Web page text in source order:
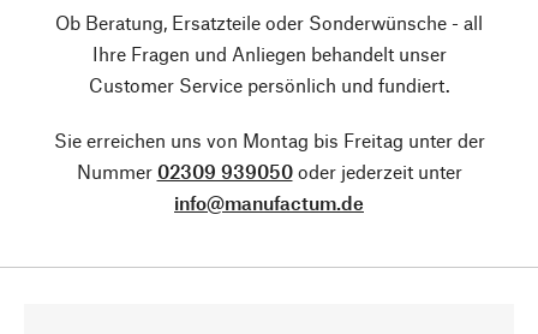
Ob Beratung, Ersatzteile oder Sonderwünsche - all
Ihre Fragen und Anliegen behandelt unser
Customer Service persönlich und fundiert.
Sie erreichen uns von Montag bis Freitag unter der
Nummer 02309 939050oder jederzeit unter
info@manufactum.de